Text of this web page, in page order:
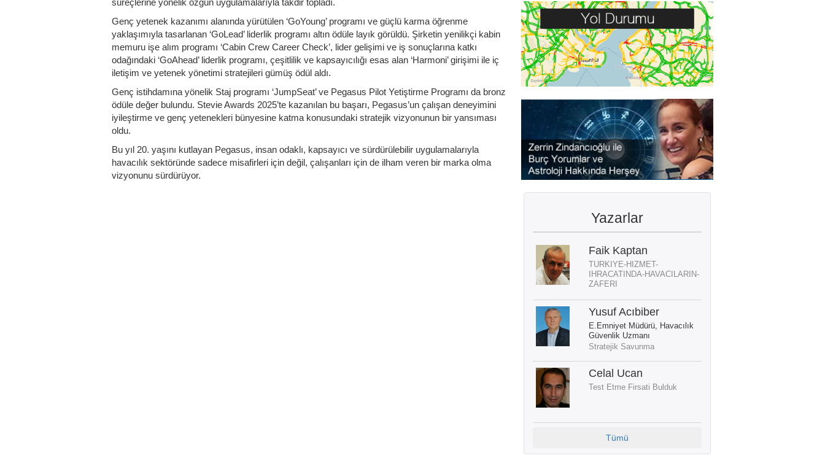
süreçlerine yönelik özgün uygulamalarıyla takdir topladı.
Genç yetenek kazanımı alanında yürütülen ‘GoYoung’ programı ve güçlü karma öğrenme
yaklaşımıyla tasarlanan ‘GoLead’ liderlik programı altın ödüle layık görüldü. Şirketin yenilikçi kabin
memuru işe alım programı ‘Cabin Crew Career Check’, lider gelişimi ve iş sonuçlarına katkı
odağındaki ‘GoAhead’ liderlik programı, çeşitlilik ve kapsayıcılığı esas alan ‘Harmoni’ girişimi ile iç
iletişim ve yetenek yönetimi stratejileri gümüş ödül aldı.
Genç istihdamına yönelik Staj programı ‘JumpSeat’ ve Pegasus Pilot Yetiştirme Programı da bronz
ödüle değer bulundu. Stevie Awards 2025’te kazanılan bu başarı, Pegasus’un çalışan deneyimini
iyileştirme ve genç yetenekleri bünyesine katma konusundaki stratejik vizyonunun bir yansıması
oldu.
Bu yıl 20. yaşını kutlayan Pegasus, insan odaklı, kapsayıcı ve sürdürülebilir uygulamalarıyla
havacılık sektöründe sadece misafirleri için değil, çalışanları için de ilham veren bir marka olma
vizyonunu sürdürüyor.
Yazarlar
Faik Kaptan
TURKIYE-HIZMET-
IHRACATINDA-HAVACILARIN-
ZAFERI
Yusuf Acıbiber
E.Emniyet Müdürü, Havacılık
Güvenlik Uzmanı
Stratejik Savunma
Celal Ucan
Test Etme Firsati Bulduk
Tümü